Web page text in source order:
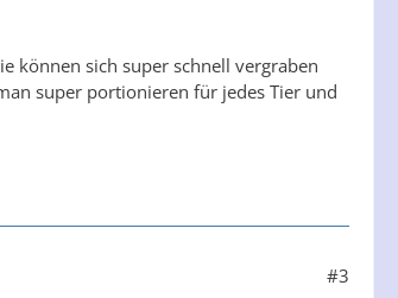
können sich super schnell vergraben
super portionieren für jedes Tier und
#3